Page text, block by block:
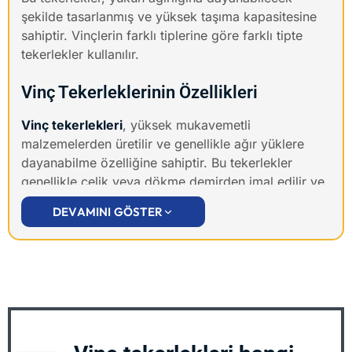
şekilde tasarlanmış ve yüksek taşıma kapasitesine
sahiptir. Vinçlerin farklı tiplerine göre farklı tipte
tekerlekler kullanılır.
Vinç Tekerleklerinin Özellikleri
Vinç tekerlekleri, yüksek mukavemetli
malzemelerden üretilir ve genellikle ağır yüklere
dayanabilme özelliğine sahiptir. Bu tekerlekler
genellikle çelik veya dökme demirden imal edilir ve
yüksek taşıma kapasitesine sahip olacak şekilde
tasarlanır. Ayrıca vinç tekerlekleri genellikle
yuvarlanabilir ve dönebilir özelliktedir, bu da vinçin
performanslarını ve ömürlerini uzatmak için
DEVAMINI GÖSTER